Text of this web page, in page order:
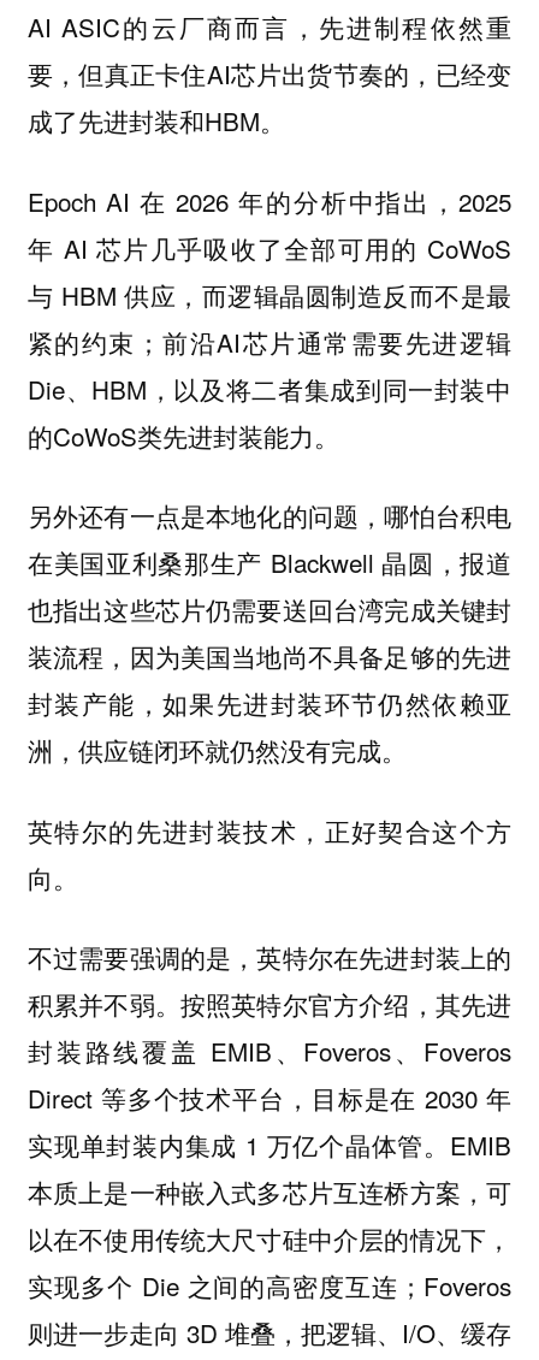
AI ASIC的云厂商而言，先进制程依然重
要，但真正卡住AI芯片出货节奏的，已经变
成了先进封装和HBM。
Epoch AI 在 2026 年的分析中指出，2025
年 AI 芯片几乎吸收了全部可用的 CoWoS
与 HBM 供应，而逻辑晶圆制造反而不是最
紧的约束；前沿AI芯片通常需要先进逻辑
Die、HBM，以及将二者集成到同一封装中
的CoWoS类先进封装能力。
另外还有一点是本地化的问题，哪怕台积电
在美国亚利桑那生产 Blackwell 晶圆，报道
也指出这些芯片仍需要送回台湾完成关键封
装流程，因为美国当地尚不具备足够的先进
封装产能，如果先进封装环节仍然依赖亚
洲，供应链闭环就仍然没有完成。
英特尔的先进封装技术，正好契合这个方
向。
不过需要强调的是，英特尔在先进封装上的
积累并不弱。按照英特尔官方介绍，其先进
封装路线覆盖 EMIB、Foveros、Foveros
Direct 等多个技术平台，目标是在 2030 年
实现单封装内集成 1 万亿个晶体管。EMIB
本质上是一种嵌入式多芯片互连桥方案，可
以在不使用传统大尺寸硅中介层的情况下，
实现多个 Die 之间的高密度互连；Foveros
则进一步走向 3D 堆叠，把逻辑、I/O、缓存